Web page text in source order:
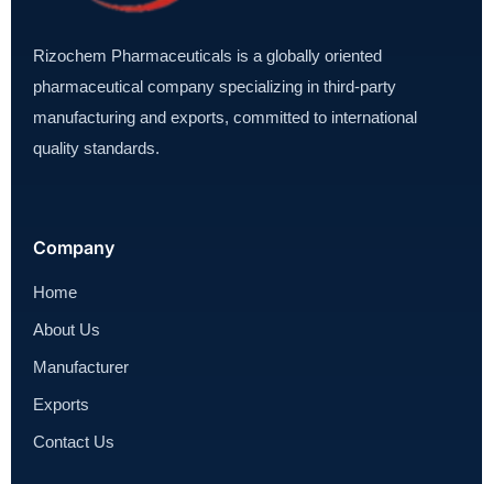
Rizochem Pharmaceuticals is a globally oriented
pharmaceutical company specializing in third-party
manufacturing and exports, committed to international
quality standards.
Company
Home
About Us
Manufacturer
Exports
Contact Us